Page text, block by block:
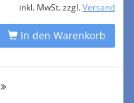
inkl. MwSt. zzgl. Versand
In den Warenkorb